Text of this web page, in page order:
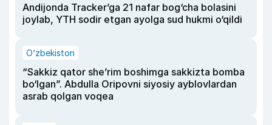
Andijonda Tracker’ga 21 nafar bog‘cha bolasini
joylab, YTH sodir etgan ayolga sud hukmi o‘qildi
O‘zbekiston
“Sakkiz qator she’rim boshimga sakkizta bomba
bo‘lgan”. Abdulla Oripovni siyosiy ayblovlardan
asrab qolgan voqea